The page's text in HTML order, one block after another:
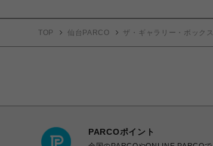
TOP 仙台PARCO ザ・ギャラリー・ボックス
PARCOポイント